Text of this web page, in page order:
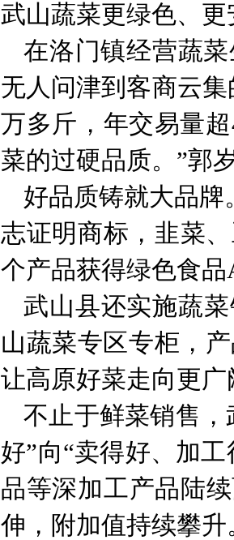
武山蔬菜更绿色、更
在洛门镇经营蔬
无人问津到客商云
万多斤，年交易量
菜的过硬品质。”郭
好品质铸就大品牌
志证明商标，韭菜
个产品获得绿色食
武山县还实施蔬
山蔬菜专区专柜，
让高原好菜走向更
不止于鲜菜销售
好”向“卖得好、加
品等深加工产品陆
伸，附加值持续攀升